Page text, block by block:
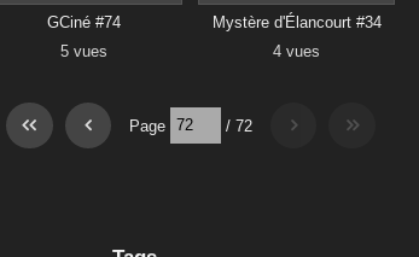
GCiné #74
5 vues
Mystère d'Élancourt #34
4 vues
Page / 72